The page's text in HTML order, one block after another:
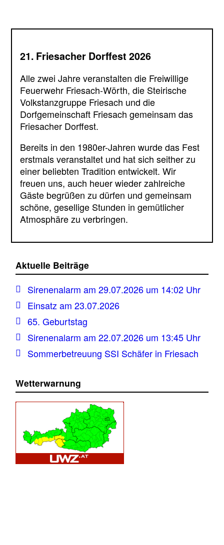
21. Friesacher Dorffest 2026
Alle zwei Jahre veranstalten die Freiwillige
Feuerwehr Friesach-Wörth, die Steirische
Volkstanzgruppe Friesach und die
Dorfgemeinschaft Friesach gemeinsam das
Friesacher Dorffest.
Bereits in den 1980er-Jahren wurde das Fest
erstmals veranstaltet und hat sich seither zu
einer beliebten Tradition entwickelt. Wir
freuen uns, auch heuer wieder zahlreiche
Gäste begrüßen zu dürfen und gemeinsam
schöne, gesellige Stunden in gemütlicher
Atmosphäre zu verbringen.
Aktuelle Beiträge
Sirenenalarm am 29.07.2026 um 14:02 Uhr
Einsatz am 23.07.2026
65. Geburtstag
Sirenenalarm am 22.07.2026 um 13:45 Uhr
Sommerbetreuung SSI Schäfer in Friesach
Wetterwarnung